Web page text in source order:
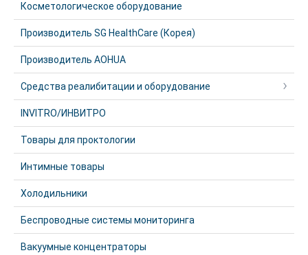
Косметологическое оборудование
Производитель SG HealthCare (Корея)
Производитель AOHUA
Средства реалибитации и оборудование
INVITRO/ИНВИТРО
Товары для проктологии
Интимные товары
Холодильники
Беспроводные системы мониторинга
Вакуумные концентраторы